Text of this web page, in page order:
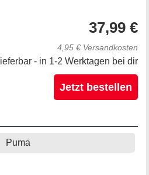
37,99 €
4,95 € Versandkosten
lieferbar - in 1-2 Werktagen bei dir
Jetzt bestellen
Puma